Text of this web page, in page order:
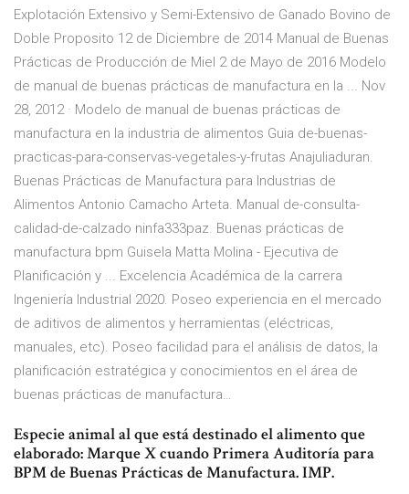
Explotación Extensivo y Semi-Extensivo de Ganado Bovino de
Doble Proposito 12 de Diciembre de 2014 Manual de Buenas
Prácticas de Producción de Miel 2 de Mayo de 2016 Modelo
de manual de buenas prácticas de manufactura en la ... Nov
28, 2012 · Modelo de manual de buenas prácticas de
manufactura en la industria de alimentos Guia de-buenas-
practicas-para-conservas-vegetales-y-frutas Anajuliaduran.
Buenas Prácticas de Manufactura para Industrias de
Alimentos Antonio Camacho Arteta. Manual de-consulta-
calidad-de-calzado ninfa333paz. Buenas prácticas de
manufactura bpm Guisela Matta Molina - Ejecutiva de
Planificación y ... Excelencia Académica de la carrera
Ingeniería Industrial 2020. Poseo experiencia en el mercado
de aditivos de alimentos y herramientas (eléctricas,
manuales, etc). Poseo facilidad para el análisis de datos, la
planificación estratégica y conocimientos en el área de
buenas prácticas de manufactura…
Especie animal al que está destinado el alimento que
elaborado: Marque X cuando Primera Auditoría para
BPM de Buenas Prácticas de Manufactura. IMP.